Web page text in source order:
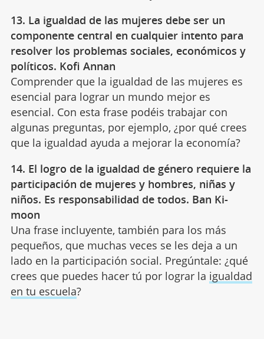
13. La igualdad de las mujeres debe ser un
componente central en cualquier intento para
resolver los problemas sociales, económicos y
políticos. Kofi Annan
Comprender que la igualdad de las mujeres es
esencial para lograr un mundo mejor es
esencial. Con esta frase podéis trabajar con
algunas preguntas, por ejemplo, ¿por qué crees
que la igualdad ayuda a mejorar la economía?
14. El logro de la igualdad de género requiere la
participación de mujeres y hombres, niñas y
niños. Es responsabilidad de todos. Ban Ki-
moon
Una frase incluyente, también para los más
pequeños, que muchas veces se les deja a un
lado en la participación social. Pregúntale: ¿qué
crees que puedes hacer tú por lograr la igualdad
en tu escuela?